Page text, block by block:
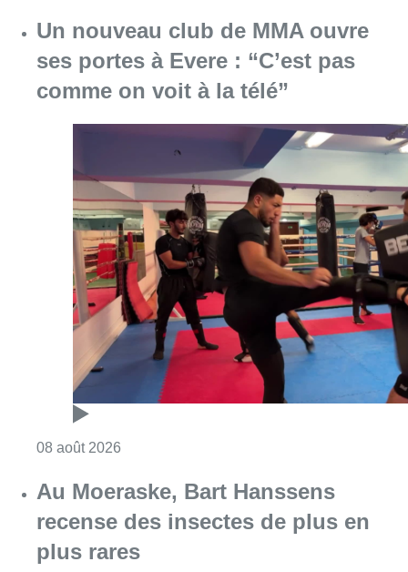
Un nouveau club de MMA ouvre
ses portes à Evere : “C’est pas
comme on voit à la télé”
08 août 2026
Au Moeraske, Bart Hanssens
recense des insectes de plus en
plus rares